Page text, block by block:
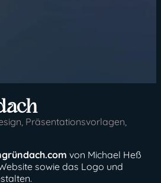
Präsentationsvorlagen
von Michael Heß
sowie das Logo und